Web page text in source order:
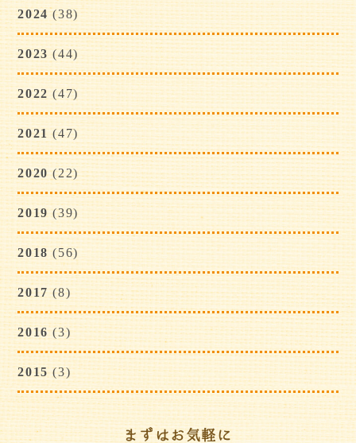
2024(38)
2023 (44)
2022 (47)
2021 (47)
2020(22)
2019 (39)
2018 (56)
2017(8)
2016(3)
2015(3)
まずはお気軽に